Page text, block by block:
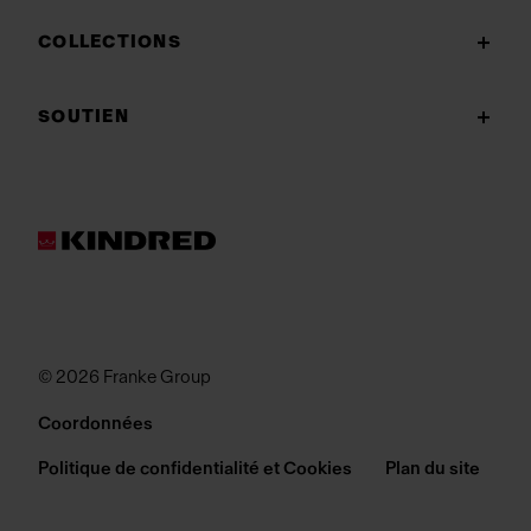
COLLECTIONS
SOUTIEN
© 2026 Franke Group
Coordonnées
Politique de confidentialité et Cookies Plan du site